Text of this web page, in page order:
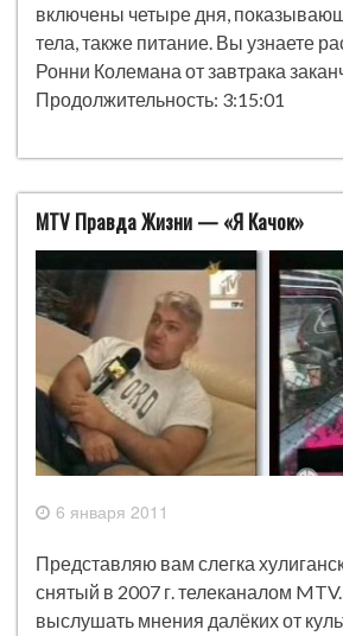
включены четыре дня,
тела, также питание. Вы узнаете
Ронни Колемана от завтрака
Продолжительность: 3:15:01
MTV Правда Жизни — «Я Качок»
6 января 2011
Представляю вам слегка
снятый в 2007 г. телеканалом
выслушать мнения далёких от